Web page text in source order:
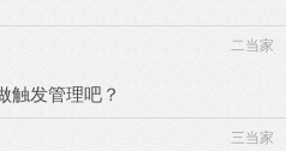
二当家
触发管理吧？
三当家